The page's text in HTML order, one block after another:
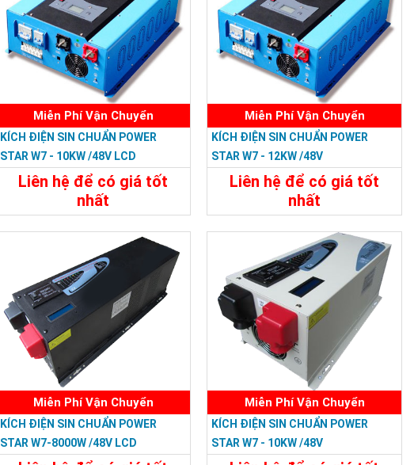
Miễn Phí Vận Chuyển
KÍCH ĐIỆN SIN CHUẨN POWER
STAR W7 - 10KW /48V LCD
Liên hệ để có giá tốt
nhất
33.588.000đ
Đặt Mua
Miễn Phí Vận Chuyển
KÍCH ĐIỆN SIN CHUẨN POWER
STAR W7 - 12KW /48V
Liên hệ để có giá tốt
nhất
34.788.000đ
Đặt Mua
Miễn Phí Vận Chuyển
KÍCH ĐIỆN SIN CHUẨN POWER
STAR W7-8000W /48V LCD
Miễn Phí Vận Chuyển
KÍCH ĐIỆN SIN CHUẨN POWER
STAR W7 - 10KW /48V